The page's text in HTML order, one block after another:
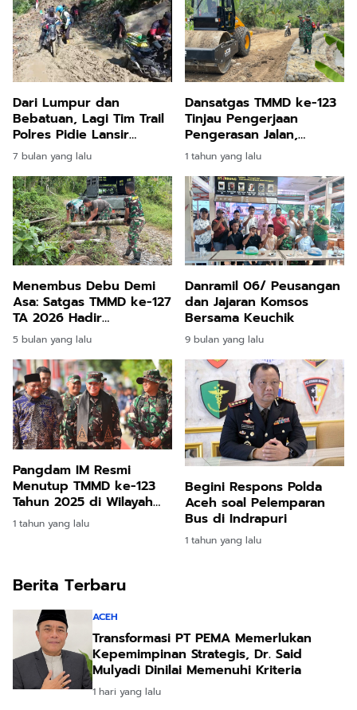
Dari Lumpur dan
Bebatuan, Lagi Tim Trail
Polres Pidie Lansir
Bantuan Sembako Untuk
Warga Rusep Antara
7 bulan yang lalu
Dansatgas TMMD ke-123
Tinjau Pengerjaan
Pengerasan Jalan,
Pastikan Progres
Berjalan Lancar
1 tahun yang lalu
Menembus Debu Demi
Asa: Satgas TMMD ke-127
TA 2026 Hadir
Menghidupkan Akses
dan Harapan di Jeumpa
Sikureng
5 bulan yang lalu
Danramil 06/ Peusangan
dan Jajaran Komsos
Bersama Keuchik
9 bulan yang lalu
Pangdam IM Resmi
Menutup TMMD ke-123
Tahun 2025 di Wilayah
Kodim 0111/ Bireuen
1 tahun yang lalu
Begini Respons Polda
Aceh soal Pelemparan
Bus di Indrapuri
1 tahun yang lalu
Berita Terbaru
ACEH
Transformasi PT PEMA Memerlukan
Kepemimpinan Strategis, Dr. Said
Mulyadi Dinilai Memenuhi Kriteria
1 hari yang lalu